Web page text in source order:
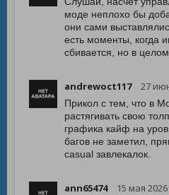
моде неплохо бы
они сами
есть моменты, когда
сбивается, но в
andrewoct117 27
Прикол с тем, что в
растягивать свою
графика кайф на
багов не заметил,
casual завлекалок.
ann65474 15 мая